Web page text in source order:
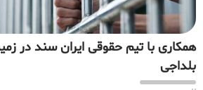
همکاری با تیم حقوقی ایران سند در
بلداجی